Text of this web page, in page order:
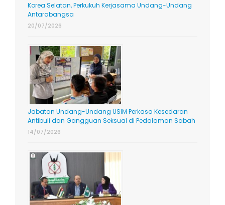
Korea Selatan, Perkukuh Kerjasama Undang-Undang
Antarabangsa
20/07/2026
Jabatan Undang-Undang USIM Perkasa Kesedaran
Antibuli dan Gangguan Seksual di Pedalaman Sabah
14/07/2026